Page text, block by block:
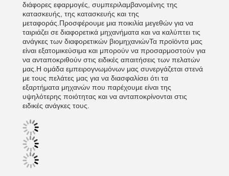
διάφορες εφαρμογές, συμπεριλαμβανομένης της
κατασκευής, της κατασκευής και της
μεταφοράς.Προσφέρουμε μια ποικιλία μεγεθών για να
ταιριάζει σε διαφορετικά μηχανήματα και να καλύπτει τις
ανάγκες των διαφορετικών βιομηχανιώνΤα προϊόντα μας
είναι εξατομικεύσιμα και μπορούν να προσαρμοστούν για
να ανταποκριθούν στις ειδικές απαιτήσεις των πελατών
μας.Η ομάδα εμπειρογνωμόνων μας συνεργάζεται στενά
με τους πελάτες μας για να διασφαλίσει ότι τα
εξαρτήματα μηχανών που παρέχουμε είναι της
υψηλότερης ποιότητας και να ανταποκρίνονται στις
ειδικές ανάγκες τους.